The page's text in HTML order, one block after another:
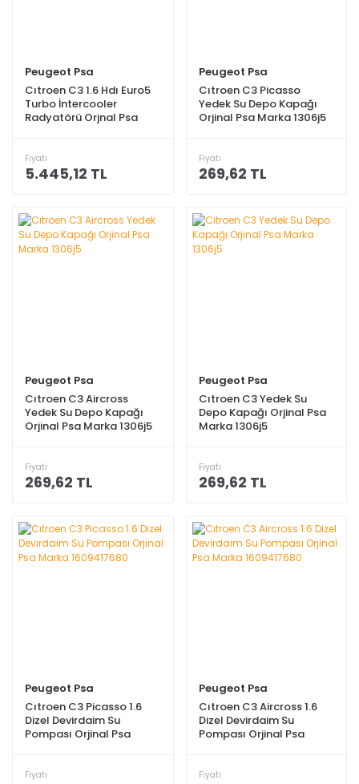
Peugeot Psa
Cıtroen C3 1.6 Hdı Euro5
Turbo İntercooler
Radyatörü Orjnal Psa
Fiyatı
5.445,12 TL
Peugeot Psa
Cıtroen C3 Picasso
Yedek Su Depo Kapağı
Orjinal Psa Marka 1306j5
Fiyatı
269,62 TL
Peugeot Psa
Cıtroen C3 Aircross
Yedek Su Depo Kapağı
Orjinal Psa Marka 1306j5
Fiyatı
269,62 TL
Peugeot Psa
Cıtroen C3 Yedek Su
Depo Kapağı Orjinal Psa
Marka 1306j5
Fiyatı
269,62 TL
Peugeot Psa
Cıtroen C3 Picasso 1.6
Dizel Devirdaim Su
Pompası Orjinal Psa
Fiyatı
Peugeot Psa
Cıtroen C3 Aircross 1.6
Dizel Devirdaim Su
Pompası Orjinal Psa
Fiyatı